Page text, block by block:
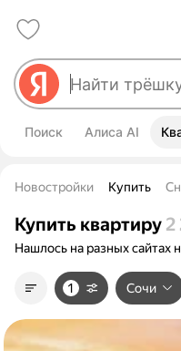
Поиск Алиса AI
Новостройки Купить
Купить квартиру 2
Нашлось на разных сайтах
1 Сочи